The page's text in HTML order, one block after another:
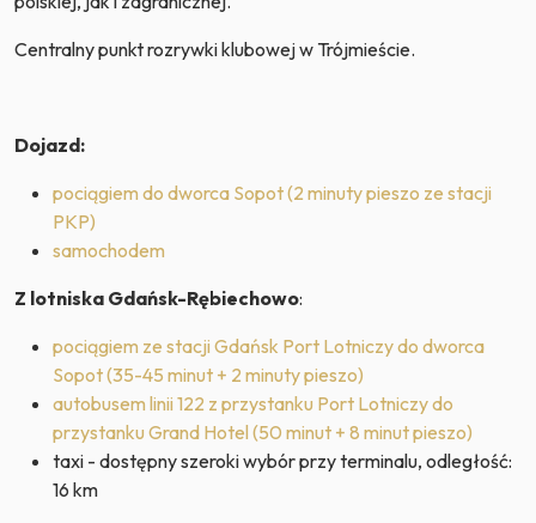
Centralny punkt rozrywki klubowej w Trójmieście.
Dojazd:
pociągiem do dworca Sopot (2 minuty pieszo ze stacji
PKP)
samochodem
Z lotniska Gdańsk-Rębiechowo:
pociągiem ze stacji Gdańsk Port Lotniczy do dworca
Sopot (35-45 minut + 2 minuty pieszo)
autobusem linii 122 z przystanku Port Lotniczy do
przystanku Grand Hotel (50 minut + 8 minut pieszo)
taxi - dostępny szeroki wybór przy terminalu, odległość:
16 km